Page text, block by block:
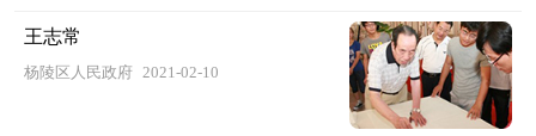
王志常
杨陵区人民政府 2021-02-10